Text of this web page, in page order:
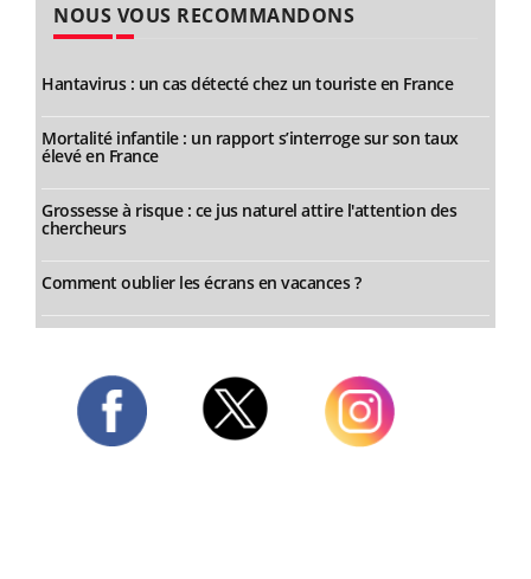
NOUS VOUS RECOMMANDONS
Hantavirus : un cas détecté chez un touriste en France
Mortalité infantile : un rapport s’interroge sur son taux
élevé en France
Grossesse à risque : ce jus naturel attire l'attention des
chercheurs
Comment oublier les écrans en vacances ?